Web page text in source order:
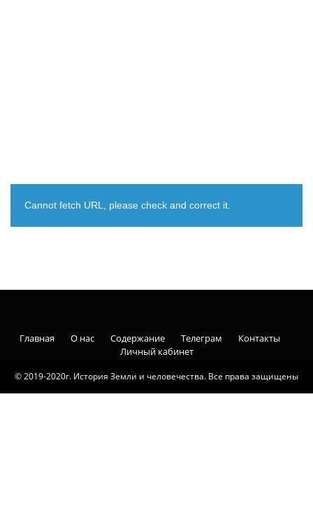
Cannot fetch URL, please check and correct it.
© 2019-2020г. История Земли и человечества. Все права защищены
Главная О нас Содержание Телеграм
Контакты
Личный кабинет